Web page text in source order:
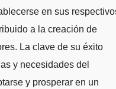
en sus
a la creación de
La clave de su éxito
y necesidades del
y prosperar en un